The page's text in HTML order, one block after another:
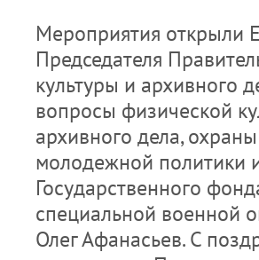
Мероприятия открыли
Председателя
культуры и архивного
вопросы физической
архивного дела,
молодежной политики
Государственного
специальной военной
Олег Афанасьев. С